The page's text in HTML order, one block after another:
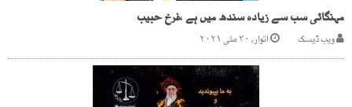
مہنگائی سب سے زیادہ سندھ میں ہے ،فرخ حبیب
ویب ڈیسک اتوار, ۳۰ مئی ۲۰۲۱